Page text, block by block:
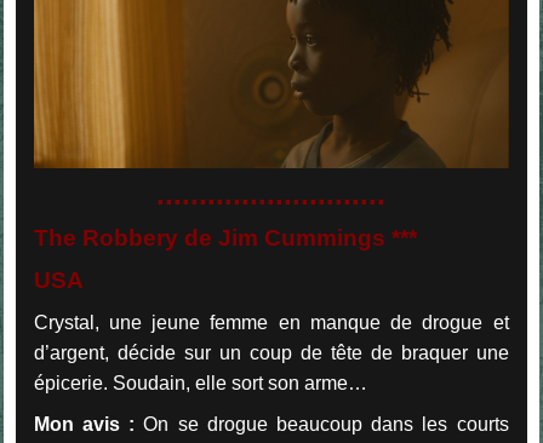
...........................
The Robbery de Jim Cummings ***
USA
Crystal, une jeune femme en manque de drogue et
d’argent, décide sur un coup de tête de braquer une
épicerie. Soudain, elle sort son arme…
Mon avis : On se drogue beaucoup dans les courts